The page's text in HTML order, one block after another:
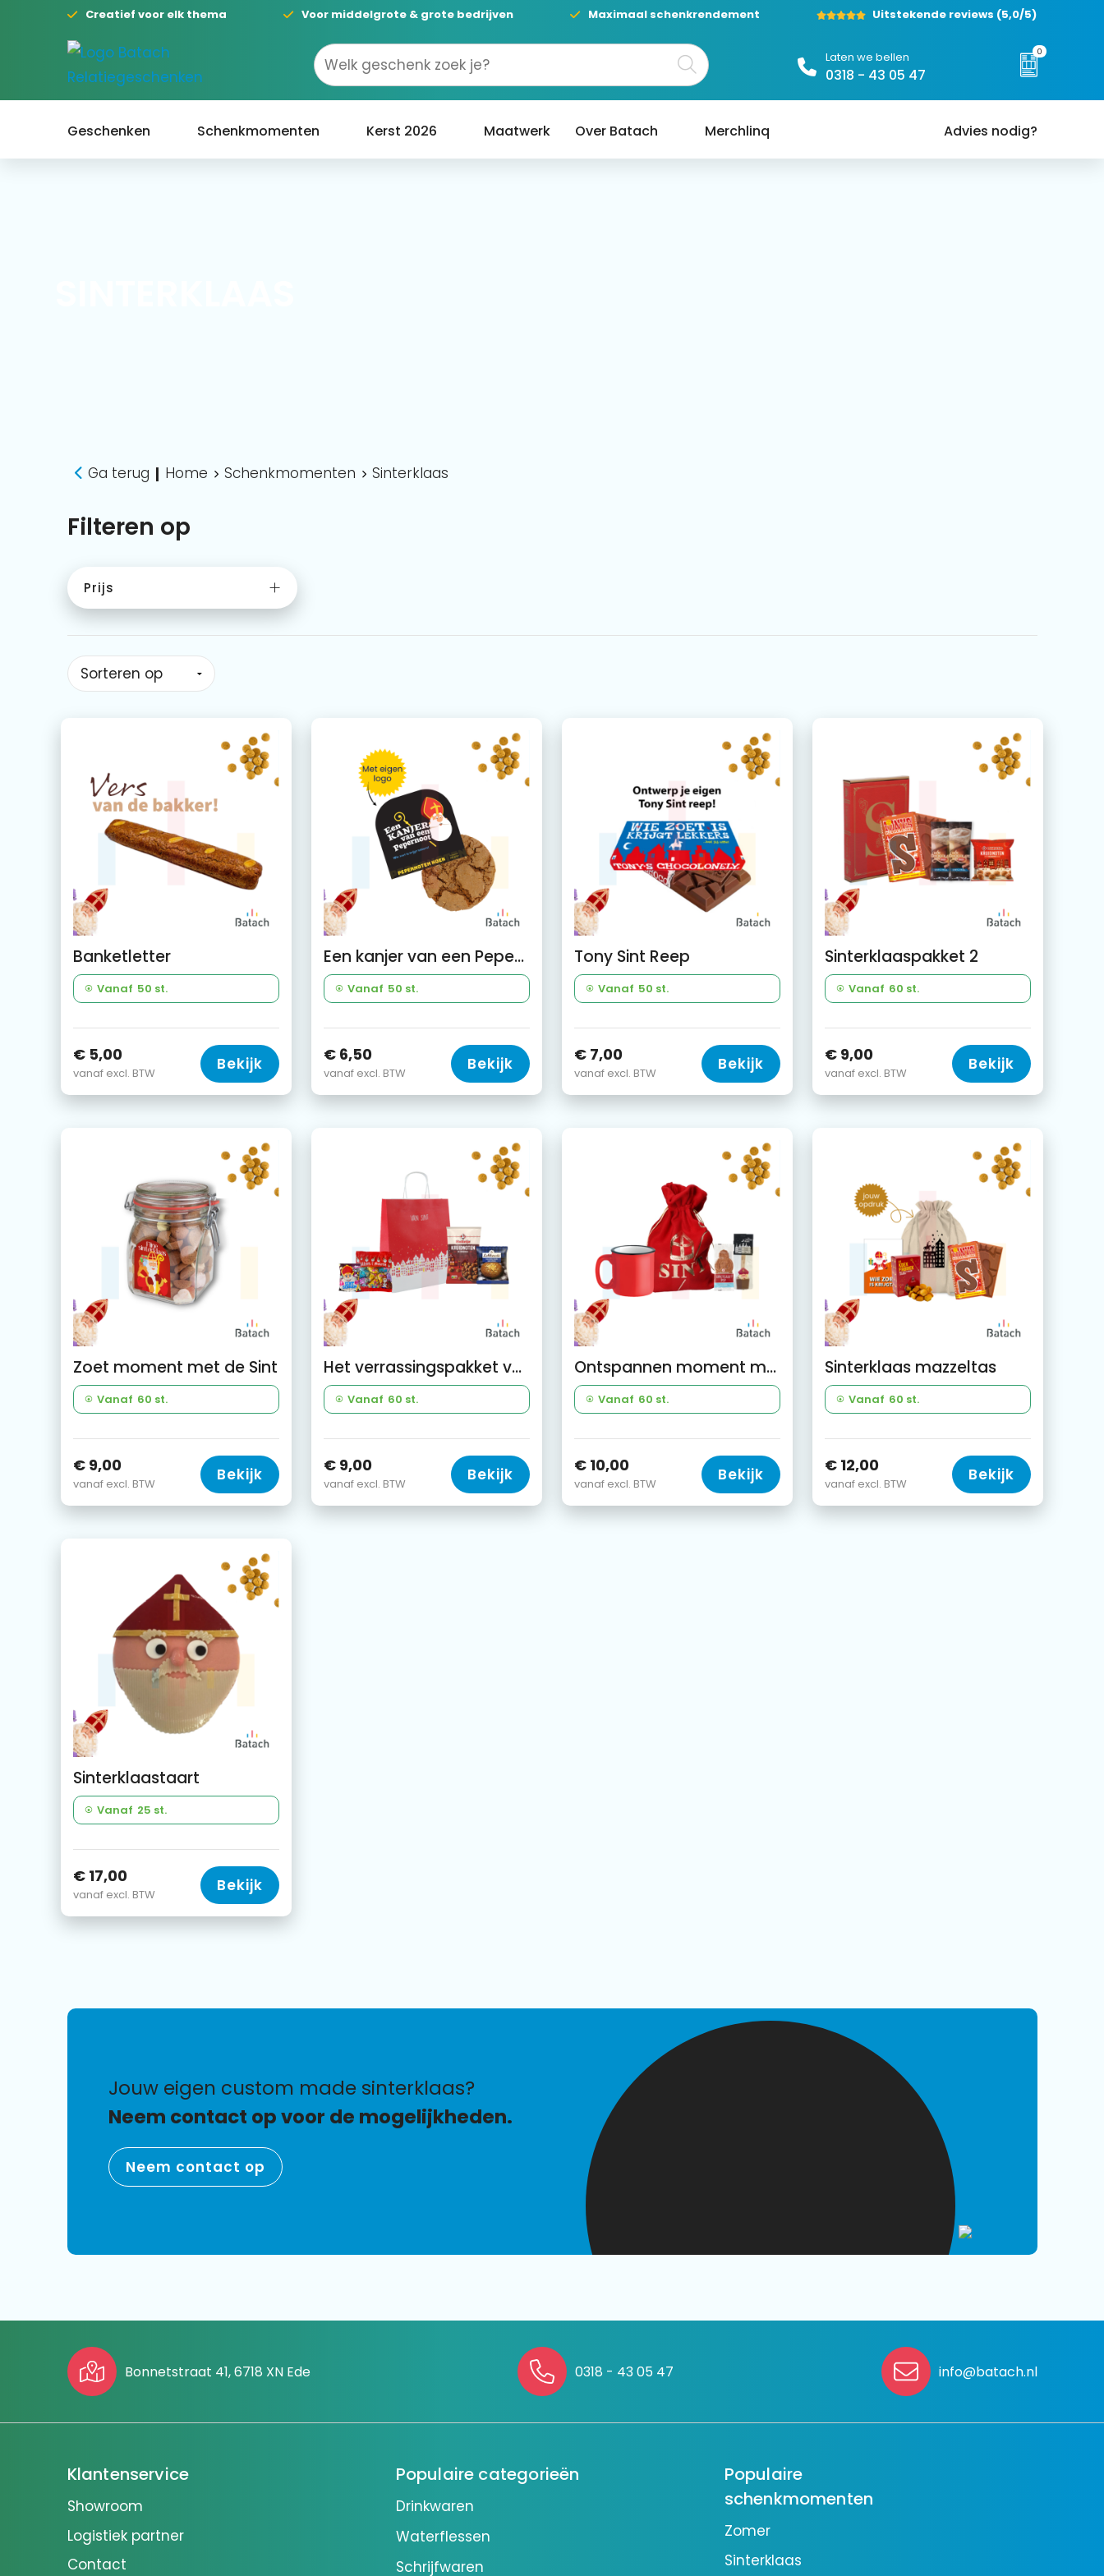
Creatief voor elk thema Voor middelgrote & grote bedrijven Maximaal schenkrendement Uitstekende reviews (5,0/5)
Laten we bellen
0318 - 43 05 47
0
Geschenken Schenkmomenten Kerst 2026 Maatwerk Over Batach Merchlinq Advies nodig?
Ga terug Home Schenkmomenten Sinterklaas
Filteren op
Prijs
Banketletter
Vanaf 50 st.
€ 5,00
vanaf excl. BTW Bekijk
Een kanjer van een Pepernoot
Vanaf 50 st.
€ 6,50
vanaf excl. BTW Bekijk
Tony Sint Reep
Vanaf 50 st.
€ 7,00
vanaf excl. BTW Bekijk
Sinterklaaspakket 2
Vanaf 60 st.
€ 9,00
vanaf excl. BTW Bekijk
Zoet moment met de Sint
Vanaf 60 st.
€ 9,00
vanaf excl. BTW Bekijk
Het verrassingspakket van Sinterklaas
Vanaf 60 st.
€ 9,00
vanaf excl. BTW Bekijk
Ontspannen moment met de sint
Vanaf 60 st.
€ 10,00
vanaf excl. BTW Bekijk
Sinterklaas mazzeltas
Vanaf 60 st.
€ 12,00
vanaf excl. BTW Bekijk
Sinterklaastaart
Vanaf 25 st.
€ 17,00
vanaf excl. BTW Bekijk
jouw eigen custom made sinterklaas?
Neem contact op voor de mogelijkheden.
Neem contact op
Bonnetstraat 41, 6718 XN Ede 0318 - 43 05 47 info@batach.nl
Klantenservice
Showroom
Logistiek partner
Contact
Populaire categorieën
Drinkwaren
Waterflessen
Schrijfwaren
Populaire
schenkmomenten
Zomer
Sinterklaas